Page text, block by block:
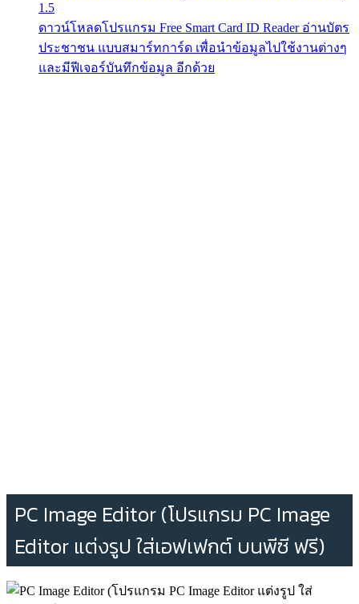
1.5
ดาวน์โหลดโปรแกรม Free Smart Card ID Reader อ่านบัตร
ประชาชน แบบสมาร์ทการ์ด เพื่อนำข้อมูลไปใช้งานต่างๆ
และมีฟีเจอร์บันทึกข้อมูล อีกด้วย
PC Image Editor (โปรแกรม PC Image
Editor แต่งรูป ใส่เอฟเฟกต์ บนพีซี ฟรี)